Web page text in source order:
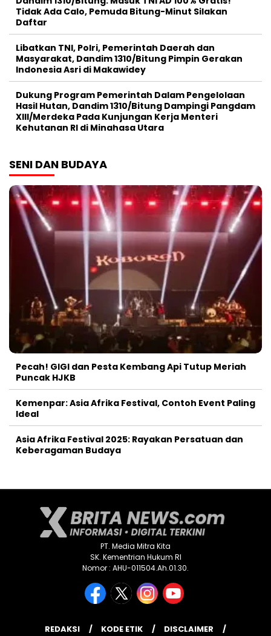
Tidak Ada Calo, Pemuda Bitung-Minut Silakan
Daftar
Libatkan TNI, Polri, Pemerintah Daerah dan
Masyarakat, Dandim 1310/Bitung Pimpin Gerakan
Indonesia Asri di Makawidey
Dukung Program Pemerintah Dalam Pengelolaan
Hasil Hutan, Dandim 1310/Bitung Dampingi Pangdam
XIII/Merdeka Pada Kunjungan Kerja Menteri
Kehutanan RI di Minahasa Utara
SENI DAN BUDAYA
Pecah! GIGI dan Pesta Kembang Api Tutup Meriah
Puncak HJKB
Kemenpar: Asia Afrika Festival, Contoh Event Paling
Ideal
Asia Afrika Festival 2025: Rayakan Persatuan dan
Keberagaman Budaya
PT. Media Mitra Kita
SK. Kementrian Hukum RI
Nomor : AHU-011504.Ah.01.30.
REDAKSI KODE ETIK
DISCLAIMER